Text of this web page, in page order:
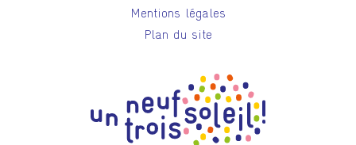
Mentions légales
Plan du site